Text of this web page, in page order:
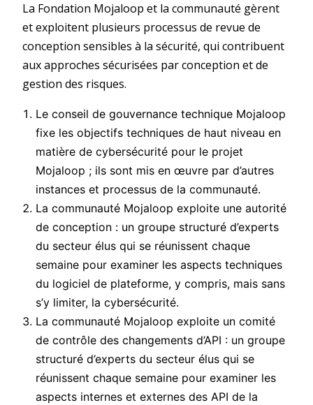
La Fondation Mojaloop et la communauté gèrent
et exploitent plusieurs processus de revue de
conception sensibles à la sécurité, qui contribuent
aux approches sécurisées par conception et de
gestion des risques.
Le conseil de gouvernance technique Mojaloop
fixe les objectifs techniques de haut niveau en
matière de cybersécurité pour le projet
Mojaloop ; ils sont mis en œuvre par d’autres
instances et processus de la communauté.
La communauté Mojaloop exploite une autorité
de conception : un groupe structuré d’experts
du secteur élus qui se réunissent chaque
semaine pour examiner les aspects techniques
du logiciel de plateforme, y compris, mais sans
s’y limiter, la cybersécurité.
La communauté Mojaloop exploite un comité
de contrôle des changements d’API : un groupe
structuré d’experts du secteur élus qui se
réunissent chaque semaine pour examiner les
aspects internes et externes des API de la